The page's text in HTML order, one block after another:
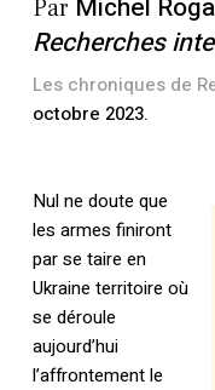
Par Michel
Recherches
Les chroniques de
octobre 2023.
Nul ne doute que
les armes finiront
par se taire en
Ukraine territoire où
se déroule
aujourd’hui
l’affrontement le